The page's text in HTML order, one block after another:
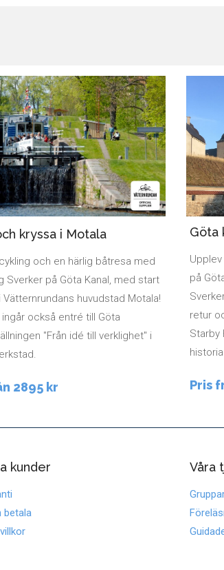
kryssa i Motala
och en härlig båtresa med
Sverker på Göta Kanal, med start
Vätternrundans huvudstad Motala!
också entré till Göta
"Från idé till verklighet" i
2895 kr
Göta
på
retur
Starby
Pris
kunder
betala
Våra